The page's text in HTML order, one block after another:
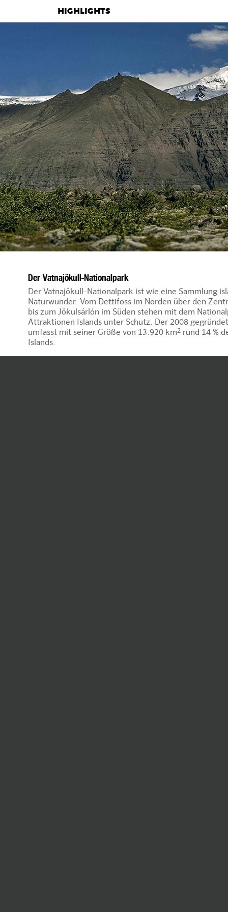
HIGHLIGHTS
Der Vatnajökull-Nationalpark
Der Vatnajökull-Nationalpark ist wie eine Sammlung
Naturwunder. Vom Dettifoss im Norden über den
bis zum Jökulsárlón im Süden stehen mit dem
Attraktionen Islands unter Schutz. Der 2008
umfasst mit seiner Größe von 13.920 km2 rund 14 %
Islands.